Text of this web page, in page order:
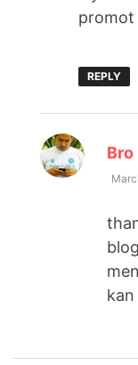
promot
REPLY
Bro
kan